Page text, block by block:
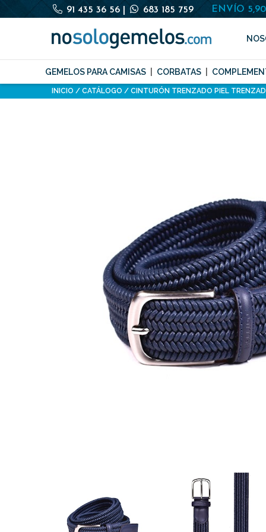
91 435 36 56 683 185 759 ENVÍO
GEMELOS PARA CAMISAS CORBATAS
INICIO CATÁLOGO CINTURÓN TRENZADO PIEL